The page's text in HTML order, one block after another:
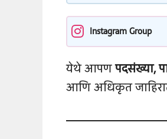
Instagram Group
येथे आपणपदसंख्या,
आणि अधिकृत